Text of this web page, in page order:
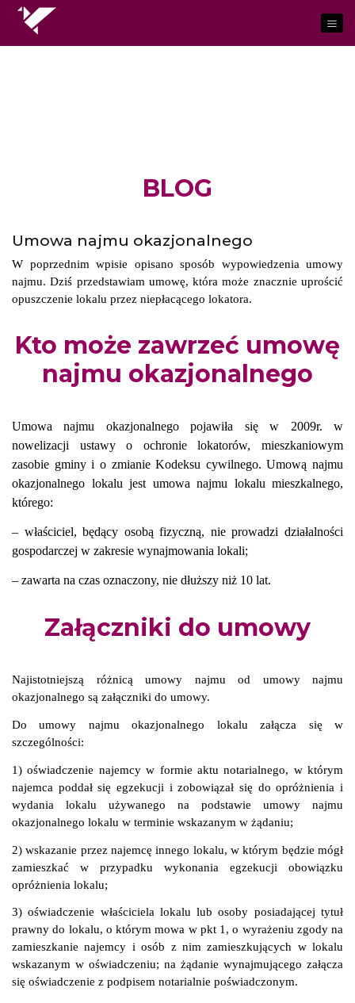
BLOG
Umowa najmu okazjonalnego
W poprzednim wpisie opisano sposób wypowiedzenia umowy
najmu. Dziś przedstawiam umowę, która może znacznie uprościć
opuszczenie lokalu przez niepłacącego lokatora.
Kto może zawrzeć umowę
najmu okazjonalnego
Umowa najmu okazjonalnego pojawiła się w 2009r. w
nowelizacji ustawy o ochronie lokatorów, mieszkaniowym
zasobie gminy i o zmianie Kodeksu cywilnego. Umową najmu
okazjonalnego lokalu jest umowa najmu lokalu mieszkalnego,
którego:
– właściciel, będący osobą fizyczną, nie prowadzi działalności
gospodarczej w zakresie wynajmowania lokali;
– zawarta na czas oznaczony, nie dłuższy niż 10 lat.
Załączniki do umowy
Najistotniejszą różnicą umowy najmu od umowy najmu
okazjonalnego są załączniki do umowy.
Do umowy najmu okazjonalnego lokalu załącza się w
szczególności:
1) oświadczenie najemcy w formie aktu notarialnego, w którym
najemca poddał się egzekucji i zobowiązał się do opróżnienia i
wydania lokalu używanego na podstawie umowy najmu
okazjonalnego lokalu w terminie wskazanym w żądaniu;
2) wskazanie przez najemcę innego lokalu, w którym będzie mógł
zamieszkać w przypadku wykonania egzekucji obowiązku
opróżnienia lokalu;
3) oświadczenie właściciela lokalu lub osoby posiadającej tytuł
prawny do lokalu, o którym mowa w pkt 1, o wyrażeniu zgody na
zamieszkanie najemcy i osób z nim zamieszkujących w lokalu
wskazanym w oświadczeniu; na żądanie wynajmującego załącza
się oświadczenie z podpisem notarialnie poświadczonym.